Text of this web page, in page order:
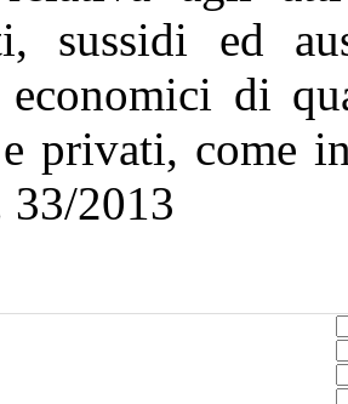
sussidi ed
di
privati, come
33/2013